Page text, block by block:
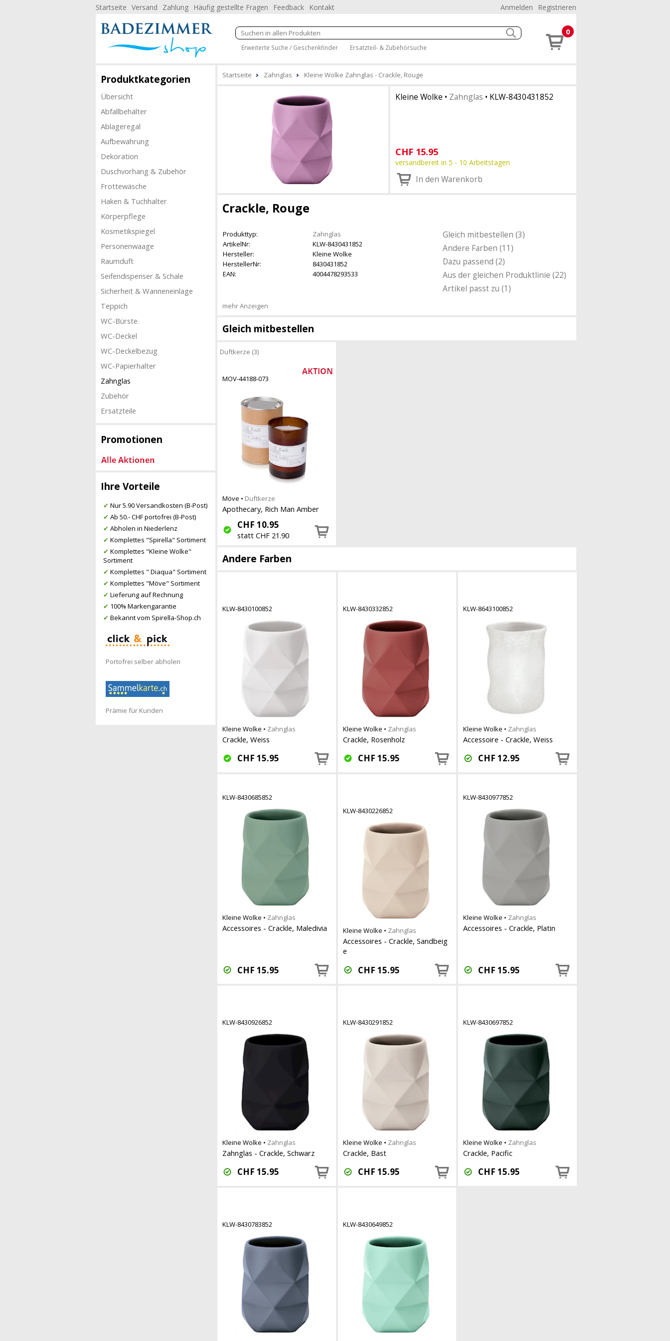
Startseite Versand Zahlung Häufig gestellte Fragen Feedback Kontakt Anmelden Registrieren
Erweiterte Suche / Geschenkfinder Ersatzteil- & Zubehörsuche
0
Produktkategorien
Übersicht
Abfallbehälter
Ablageregal
Aufbewahrung
Dekoration
Duschvorhang & Zubehör
Frottewäsche
Haken & Tuchhalter
Körperpflege
Kosmetikspiegel
Personenwaage
Raumduft
Seifendispenser & Schale
Sicherheit & Wanneneinlage
Teppich
WC-Bürste
WC-Deckel
WC-Deckelbezug
WC-Papierhalter
Zahnglas
Zubehör
Ersatzteile
Promotionen
Ihre Vorteile
✔ Nur 5.90 Versandkosten (B-Post)
✔ Ab 50.- CHF portofrei (B-Post)
✔ Abholen in Niederlenz
✔ Komplettes "Spirella" Sortiment
✔ Komplettes "Kleine Wolke"
Sortiment
✔ Komplettes " Diaqua" Sortiment
✔ Komplettes "Möve" Sortiment
✔ Lieferung auf Rechnung
✔ 100% Markengarantie
✔ Bekannt vom Spirella-Shop.ch
Portofrei selber abholen
Prämie für Kunden
Startseite Zahnglas Kleine Wolke Zahnglas - Crackle, Rouge
Kleine Wolke • Zahnglas • KLW-8430431852
CHF 15.95
versandbereit in 5 - 10 Arbeitstagen
In den Warenkorb
Crackle, Rouge
Produkttyp:
Zahnglas
ArtikelNr:
KLW-8430431852
Hersteller:
Kleine Wolke
HerstellerNr:
8430431852
EAN:
4004478293533
Gleich mitbestellen (3)
Andere Farben (11)
Dazu passend (2)
Aus der gleichen Produktlinie (22)
Artikel passt zu (1)
mehr Anzeigen
Gleich mitbestellen
Duftkerze (3)
MOV-44188-073
Möve • Duftkerze
Apothecary, Rich Man Amber
CHF 10.95
statt CHF 21.90
Andere Farben
KLW-8430100852
Kleine Wolke • Zahnglas
Crackle, Weiss
CHF 15.95
KLW-8430332852
Kleine Wolke • Zahnglas
Crackle, Rosenholz
CHF 15.95
KLW-8643100852
Kleine Wolke • Zahnglas
Accessoire - Crackle, Weiss
CHF 12.95
KLW-8430685852
Kleine Wolke • Zahnglas
Accessoires - Crackle, Maledivia
CHF 15.95
KLW-8430226852
Kleine Wolke • Zahnglas
Accessoires - Crackle, Sandbeig
e
CHF 15.95
KLW-8430977852
Kleine Wolke • Zahnglas
Accessoires - Crackle, Platin
CHF 15.95
KLW-8430926852
Kleine Wolke • Zahnglas
Zahnglas - Crackle, Schwarz
CHF 15.95
KLW-8430291852
Kleine Wolke • Zahnglas
Crackle, Bast
CHF 15.95
KLW-8430697852
Kleine Wolke • Zahnglas
Crackle, Pacific
CHF 15.95
KLW-8430783852 KLW-8430649852